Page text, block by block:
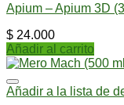
Apium – Apium 3D
$ 24.000
Añadir al carrito
Añadir a la lista de